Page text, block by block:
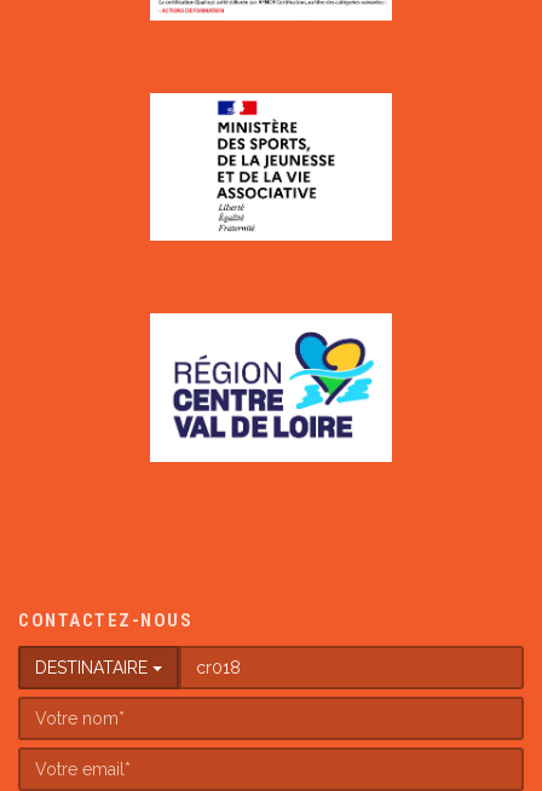
CONTACTEZ-NOUS
DESTINATAIRE